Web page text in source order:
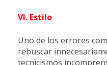
VI. Estilo
Uno de los errores
rebuscar
tecnicismos